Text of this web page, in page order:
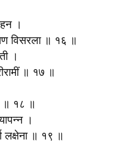
।
विसरला ॥ १६ ॥
।
॥ १७ ॥
॥ १८ ॥
।
लक्षेना ॥ १९ ॥